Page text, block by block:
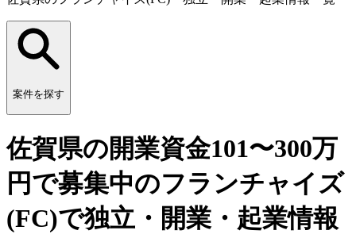
案件を探す
佐賀県の開業資金101〜300万
円で募集中のフランチャイズ
(FC)で独立・開業・起業情報